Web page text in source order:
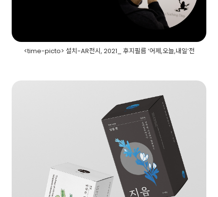
<time-picto> 설치-AR전시, 2021_ 후지필름 ‘어제,오늘,내일’전